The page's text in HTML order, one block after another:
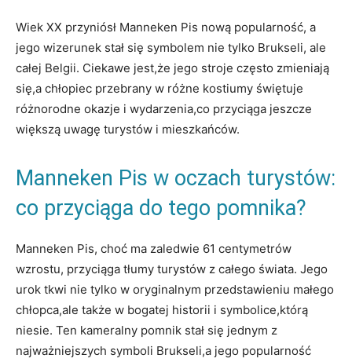
Wiek XX przyniósł Manneken Pis nową popularność, a
jego wizerunek stał się⁤ symbolem nie tylko Brukseli, ale
całej Belgii. Ciekawe jest,że jego stroje często zmieniają
się,a⁤ chłopiec przebrany w różne kostiumy świętuje
różnorodne okazje⁤ i wydarzenia,co przyciąga jeszcze
większą uwagę turystów i mieszkańców.
Manneken Pis‍ w oczach turystów:⁢
co przyciąga do tego‌ pomnika?
Manneken Pis,‌ choć ma zaledwie 61 centymetrów
wzrostu, przyciąga tłumy ‍turystów⁣ z ‍całego świata. Jego
urok tkwi nie tylko w oryginalnym ⁢przedstawieniu małego
chłopca,ale​ także w‌ bogatej historii i symbolice,którą
niesie. Ten kameralny⁤ pomnik stał się jednym z
‍najważniejszych symboli‍ Brukseli,a jego popularność⁤